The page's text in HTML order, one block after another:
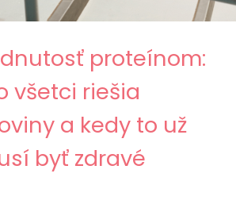
proteínom:
všetci riešia
a kedy to už
byť zdravé